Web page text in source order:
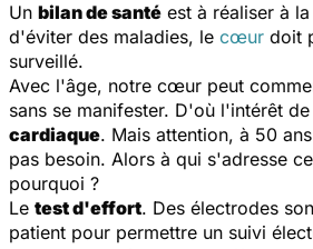
Un bilan de santé est à réaliser à
d'éviter des maladies, le cœur doit
surveillé.
Avec l'âge, notre cœur peut
sans se manifester. D'où l'intérêt
cardiaque. Mais attention, à 50
pas besoin. Alors à qui s'adresse
pourquoi ?
Le test d'effort. Des électrodes
patient pour permettre un suivi